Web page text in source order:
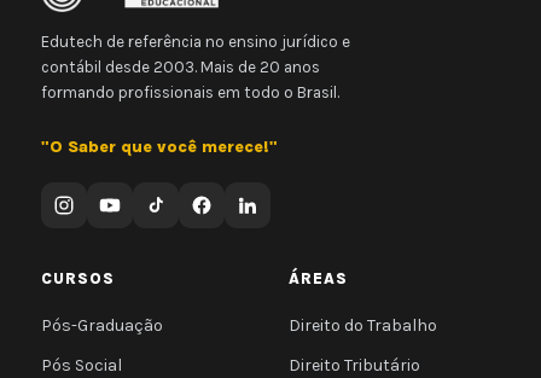
Edutech de referência no ensino jurídico e
contábil desde 2003. Mais de 20 anos
formando profissionais em todo o Brasil.
"O Saber que você merece!"
CURSOS
Pós-Graduação
Pós Social
ÁREAS
Direito do Trabalho
Direito Tributário